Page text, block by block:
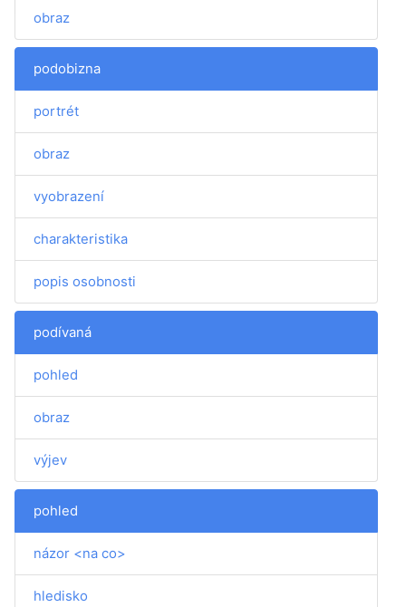
obraz
podobizna
portrét
obraz
vyobrazení
charakteristika
popis osobnosti
podívaná
pohled
obraz
výjev
pohled
názor <na co>
hledisko